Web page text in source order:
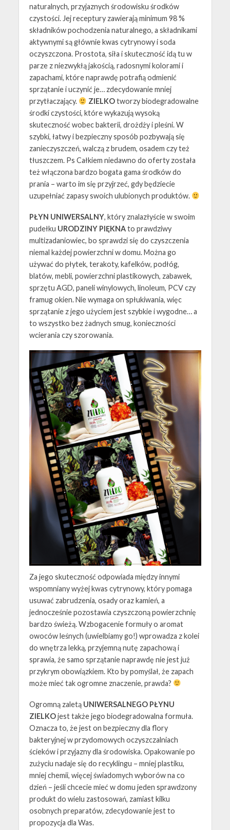
naturalnych, przyjaznych środowisku środków
czystości. Jej receptury zawierają minimum 98 %
składników pochodzenia naturalnego, a składnikami
aktywnymi są głównie kwas cytrynowy i soda
oczyszczona. Prostota, siła i skuteczność idą tu w
parze z niezwykłą jakością, radosnymi kolorami i
zapachami, które naprawdę potrafią odmienić
sprzątanie i uczynić je… zdecydowanie mniej
przytłaczający.
ZIELKOtworzy biodegradowalne
środki czystości, które wykazują wysoką
skuteczność wobec bakterii, drożdży i pleśni. W
szybki, łatwy i bezpieczny sposób pozbywają się
zanieczyszczeń, walczą z brudem, osadem czy też
tłuszczem. Ps Całkiem niedawno do oferty została
też włączona bardzo bogata gama środków do
prania – warto im się przyjrzeć, gdy będziecie
uzupełniać zapasy swoich ulubionych produktów.
PŁYN UNIWERSALNY, który znalazłyście w swoim
pudełku URODZINY PIĘKNAto prawdziwy
multizadaniowiec, bo sprawdzi się do czyszczenia
niemal każdej powierzchni w domu. Można go
używać do płytek, terakoty, kafelków, podłóg,
blatów, mebli, powierzchni plastikowych, zabawek,
sprzętu AGD, paneli winylowych, linoleum, PCV czy
framug okien. Nie wymaga on spłukiwania, więc
sprzątanie z jego użyciem jest szybkie i wygodne… a
to wszystko bez żadnych smug, konieczności
wcierania czy szorowania.
Za jego skuteczność odpowiada między innymi
wspomniany wyżej kwas cytrynowy, który pomaga
usuwać zabrudzenia, osady oraz kamień, a
jednocześnie pozostawia czyszczoną powierzchnię
bardzo świeżą. Wzbogacenie formuły o aromat
owoców leśnych (uwielbiamy go!) wprowadza z kolei
do wnętrza lekką, przyjemną nutę zapachową i
sprawia, że samo sprzątanie naprawdę nie jest już
przykrym obowiązkiem. Kto by pomyślał, że zapach
może mieć tak ogromne znaczenie, prawda?
Ogromną zaletą UNIWERSALNEGO PŁYNU
ZIELKOjest także jego biodegradowalna formuła.
Oznacza to, że jest on bezpieczny dla flory
bakteryjnej w przydomowych oczyszczalniach
ścieków i przyjazny dla środowiska. Opakowanie po
zużyciu nadaje się do recyklingu – mniej plastiku,
mniej chemii, więcej świadomych wyborów na co
dzień – jeśli chcecie mieć w domu jeden sprawdzony
produkt do wielu zastosowań, zamiast kilku
osobnych preparatów, zdecydowanie jest to
propozycja dla Was.